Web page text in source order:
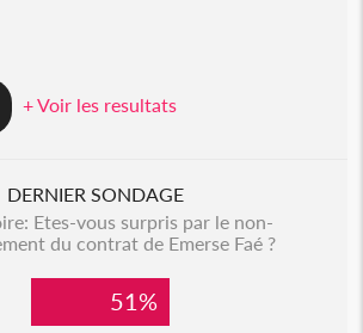
+ Voir les resultats
DERNIER SONDAGE
Etes-vous surpris par le non-
du contrat de Emerse Faé ?
51%